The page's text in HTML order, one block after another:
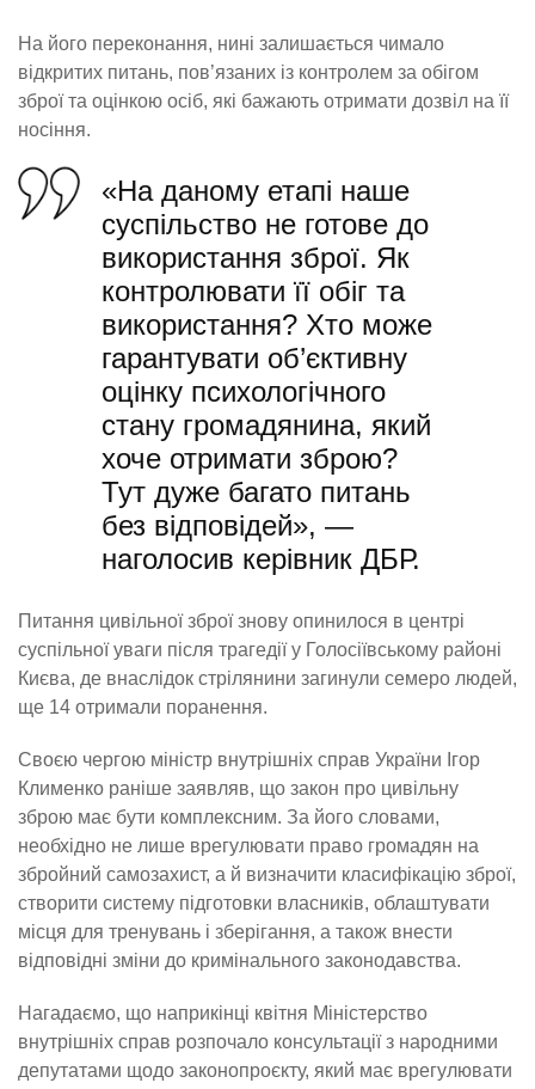
На його переконання, нині залишається чимало
відкритих питань, пов’язаних із контролем за обігом
зброї та оцінкою осіб, які бажають отримати дозвіл на її
носіння.
«На даному етапі наше
суспільство не готове до
використання зброї. Як
контролювати її обіг та
використання? Хто може
гарантувати об’єктивну
оцінку психологічного
стану громадянина, який
хоче отримати зброю?
Тут дуже багато питань
без відповідей», —
наголосив керівник ДБР.
Питання цивільної зброї знову опинилося в центрі
суспільної уваги після трагедії у Голосіївському районі
Києва, де внаслідок стрілянини загинули семеро людей,
ще 14 отримали поранення.
Своєю чергою міністр внутрішніх справ України Ігор
Клименко раніше заявляв, що закон про цивільну
зброю має бути комплексним. За його словами,
необхідно не лише врегулювати право громадян на
збройний самозахист, а й визначити класифікацію зброї,
створити систему підготовки власників, облаштувати
місця для тренувань і зберігання, а також внести
відповідні зміни до кримінального законодавства.
Нагадаємо, що наприкінці квітня Міністерство
внутрішніх справ розпочало консультації з народними
депутатами щодо законопроєкту, який має врегулювати